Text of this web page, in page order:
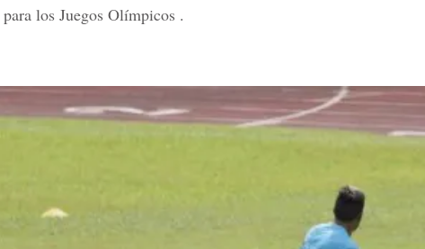
los Juegos Olímpicos .